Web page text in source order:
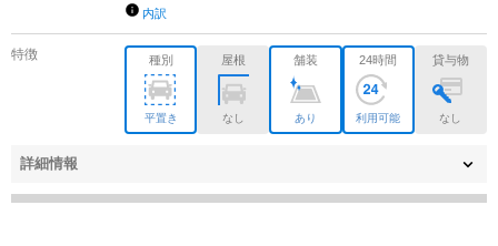
内訳
特徴 種別
平置き
屋根
なし
舗装
あり
24時間
利用可能
貸与物
なし
詳細情報